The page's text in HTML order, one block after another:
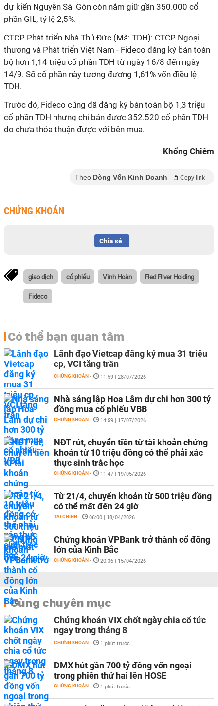
dự kiến Nguyễn Sài Gòn còn nắm giữ gần 350.000 cổ
phần GIL, tỷ lệ 2,5%.
CTCP Phát triển Nhà Thủ Đức (Mã: TDH): CTCP Ngoại
thương và Phát triển Việt Nam - Fideco đăng ký bán toàn
bộ hơn 1,14 triệu cổ phần TDH từ ngày 16/8 đến ngày
14/9. Số cổ phần này tương đương 1,61% vốn điều lệ
TDH.
Trước đó, Fideco cũng đã đăng ký bán toàn bộ 1,3 triệu
cổ phần TDH nhưng chỉ bán được 352.520 cổ phần TDH
do chưa thỏa thuận được với bên mua.
Khổng Chiêm
Theo Dòng Vốn Kinh Doanh Copy link
CHỨNG KHOÁN
Chia sẻ
giao dịch cổ phiếu Vĩnh Hoàn Red River Holding
Fideco
Có thể bạn quan tâm
Lãnh đạo Vietcap đăng ký mua 31 triệu
cp, VCI tăng trần
CHỨNG KHOÁN - 11:59 | 28/07/2026
Nhà sáng lập Hoa Lâm dự chi hơn 300 tỷ
đồng mua cổ phiếu VBB
CHỨNG KHOÁN - 14:59 | 17/07/2026
NĐT rút, chuyển tiền từ tài khoản chứng
khoán từ 10 triệu đồng có thể phải xác
thực sinh trắc học
CHỨNG KHOÁN - 11:47 | 19/05/2026
Từ 21/4, chuyển khoản từ 500 triệu đồng
có thể mất đến 24 giờ
TÀI CHÍNH - 06:00 | 18/04/2026
Chứng khoán VPBank trở thành cổ đông
lớn của Kinh Bắc
CHỨNG KHOÁN - 20:36 | 15/04/2026
Cùng chuyên mục
Chứng khoán VIX chốt ngày chia cổ tức
ngay trong tháng 8
CHỨNG KHOÁN - 1 phút trước
DMX hút gần 700 tỷ đồng vốn ngoại
trong phiên thứ hai lên HOSE
CHỨNG KHOÁN - 1 phút trước